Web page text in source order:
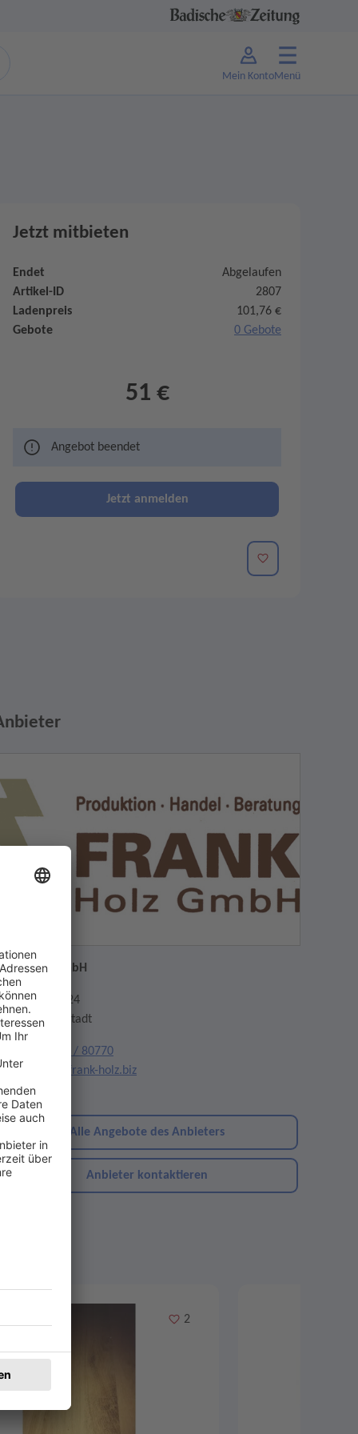
Mein KontoMenü
Jetzt mitbieten
Endet
Abgelaufen
Artikel-ID
2807
Ladenpreis
101,76 €
Gebote
0 Gebote
51 €
Angebot beendet
Jetzt anmelden
Merken
Holz GmbH
24
Schwörstadt
07762 / 80770
team@frank-holz.biz
Alle Angebote des Anbieters
Anbieter kontaktieren
Merken
2